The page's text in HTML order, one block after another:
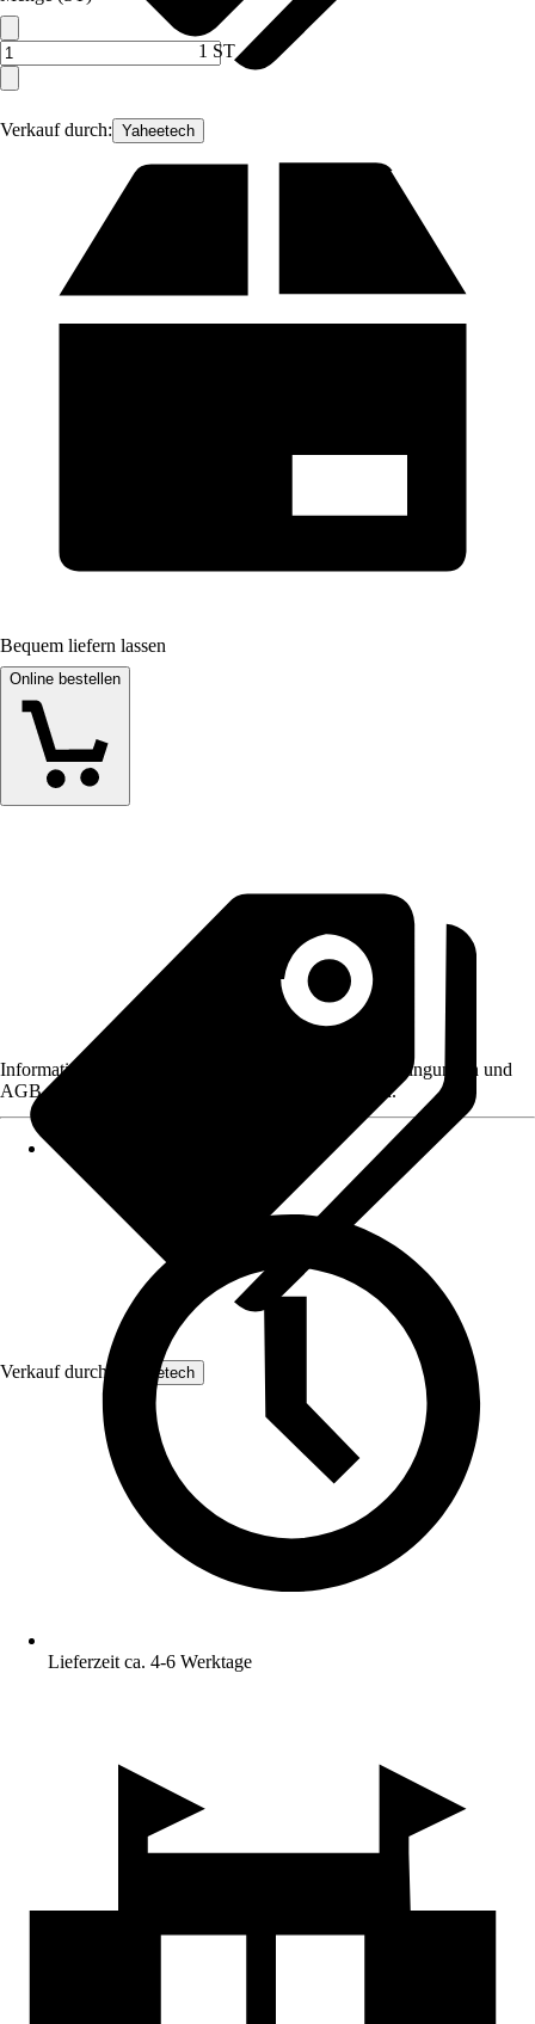
Verkauf durch: Yaheetech
1 ST
Bequem liefern lassen
Online bestellen
Verkauf durch: Yaheetech
Informationen des Verkäufers, wie z. B. Rückgabebedingungen und
AGB, finden Sie bei Klick auf den Verkäufernamen.
Lieferzeit ca. 4-6 Werktage